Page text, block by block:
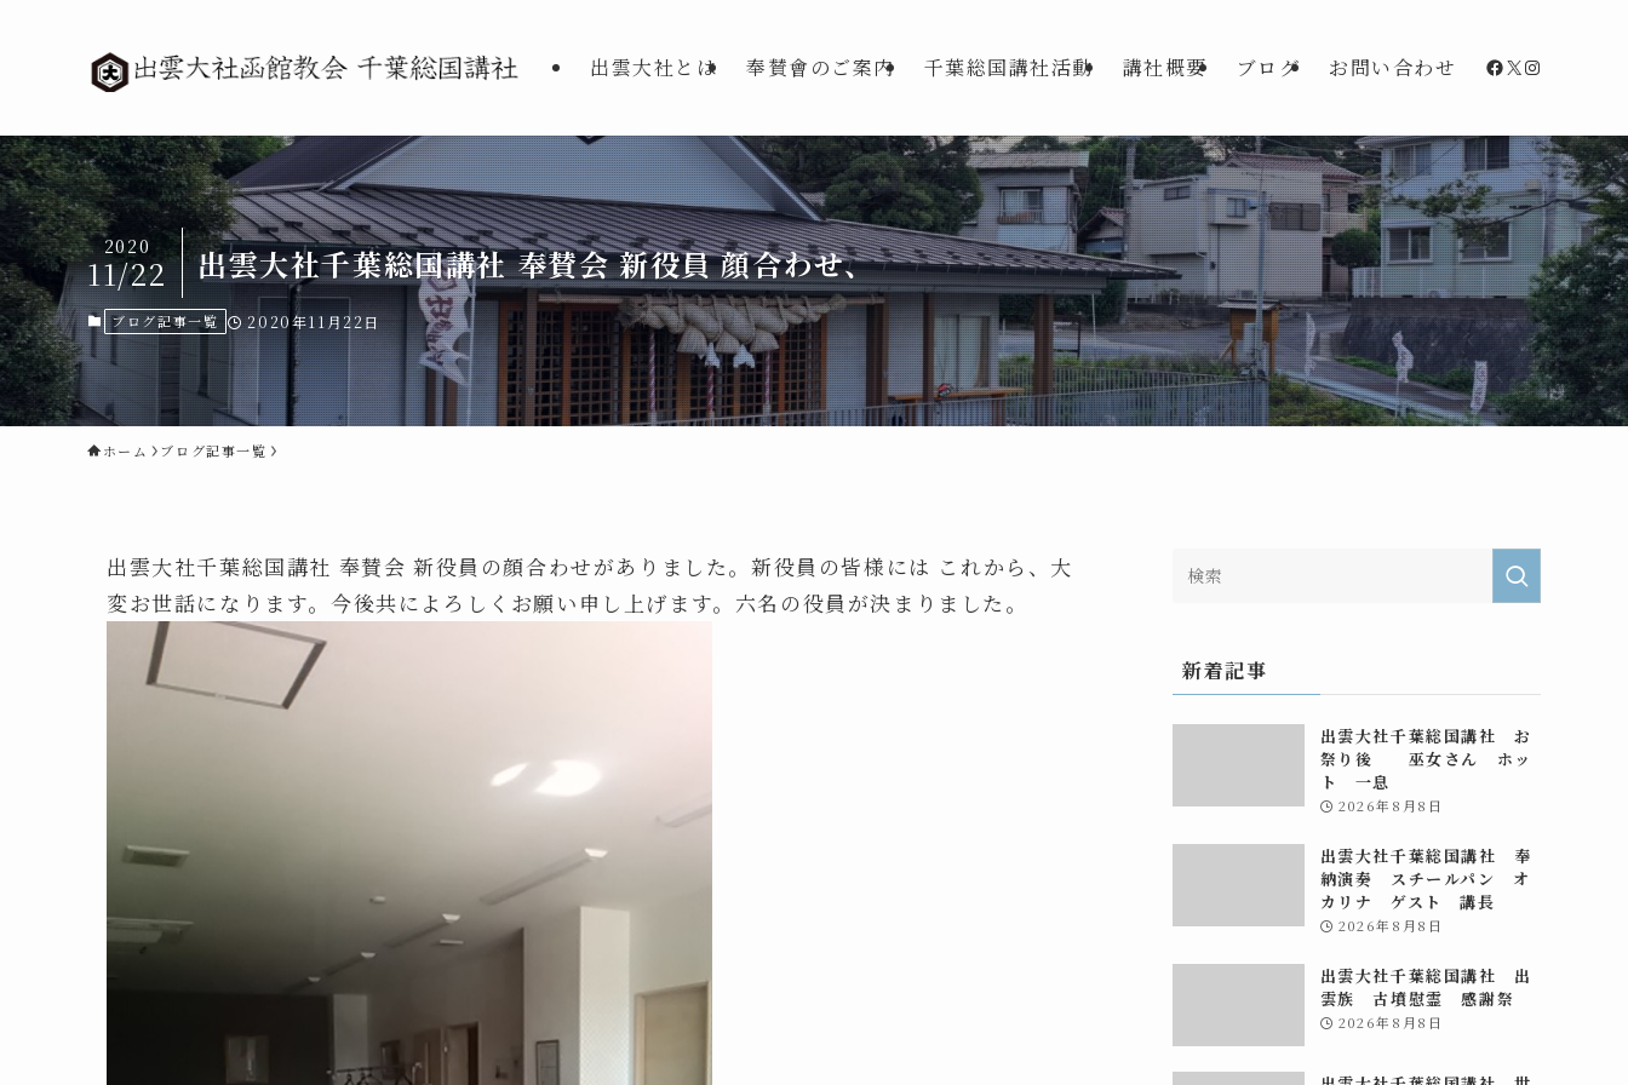
出雲大社とは 奉賛會のご案内 千葉総国講社活動 講社概要 ブログ お問い合わせ Facebook
X
出雲大社千葉総国講社 奉賛会 新役員 顔合わせ、
2020
11/22
ブログ記事一覧 2020年11月22日
ホーム ブログ記事一覧
出雲大社千葉総国講社 奉賛会 新役員の顔合わせがありました。新役員の皆様には これから、大
変お世話になります。今後共によろしくお願い申し上げます。六名の役員が決まりました。
新着記事
出雲大社千葉総国講社 お
祭り後 巫女さん ホッ
ト 一息
2026年8月8日
出雲大社千葉総国講社 奉
納演奏 スチールパン オ
カリナ ゲスト 講長
2026年8月8日
出雲大社千葉総国講社 出
雲族 古墳慰霊 感謝祭
2026年8月8日